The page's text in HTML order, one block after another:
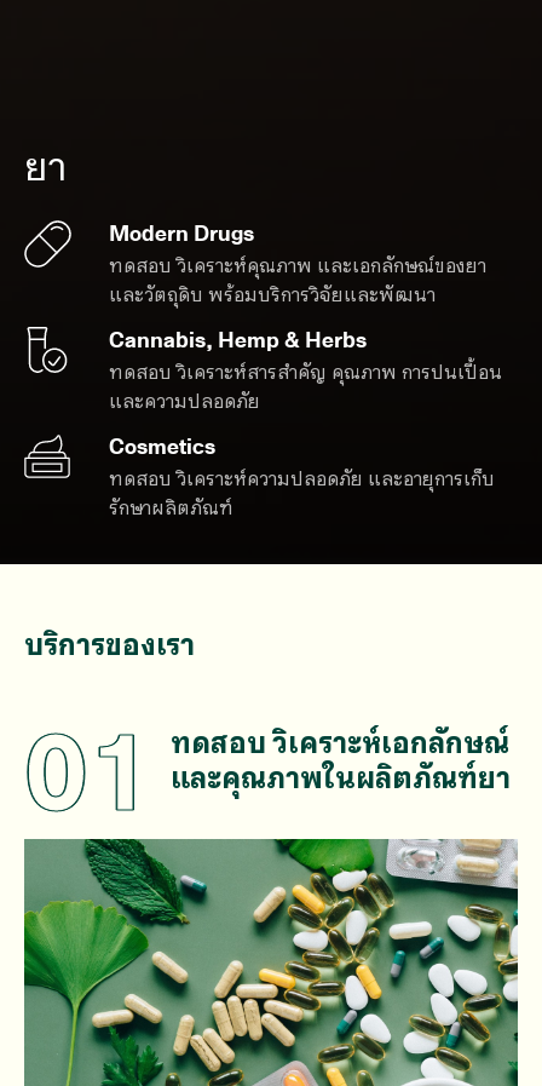
ยา
Modern Drugs
ทดสอบ วิเคราะห์คุณภาพ และเอกลักษณ์ของยา
และวัตถุดิบ พร้อมบริการวิจัยและพัฒนา
Cannabis, Hemp & Herbs
ทดสอบ วิเคราะห์สารสำคัญ คุณภาพ การปนเปื้อน
และความปลอดภัย
Cosmetics
ทดสอบ วิเคราะห์ความปลอดภัย และอายุการเก็บ
รักษาผลิตภัณฑ์
บริการของเรา
01 ทดสอบ วิเคราะห์เอกลักษณ์
และคุณภาพในผลิตภัณฑ์ยา